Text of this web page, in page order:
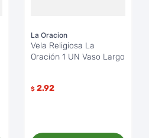
La Oracion
Vela Religiosa La
Oración 1 UN Vaso Largo
$ 2.92